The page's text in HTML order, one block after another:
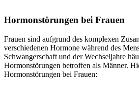
Hormonstörungen bei Frauen
Frauen sind aufgrund des komplexen
verschiedenen Hormone während des
Schwangerschaft und der Wechseljahre
Hormonstörungen betroffen als Männer.
Hormonstörungen bei Frauen: